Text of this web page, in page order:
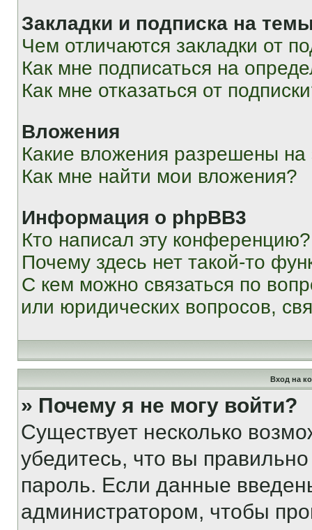
Закладки и подписка на
Чем отличаются закладки от
Как мне подписаться на
Как мне отказаться от
Вложения
Какие вложения разрешены
Как мне найти мои вложения?
Информация о phpBB3
Кто написал эту конференцию?
Почему здесь нет такой-то
С кем можно связаться по
или юридических вопросов,
Вход на
» Почему я не могу войти?
Существует несколько
убедитесь, что вы
пароль. Если данные
администратором, чтобы